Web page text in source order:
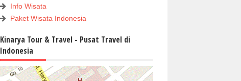
Info Wisata
Paket Wisata Indonesia
Kinarya Tour & Travel - Pusat Travel di
Indonesia